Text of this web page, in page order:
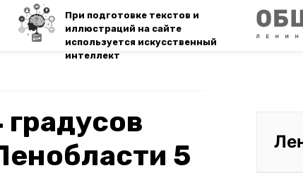
При подготовке текстов и
иллюстраций на сайте
используется искусственный
интеллект
5